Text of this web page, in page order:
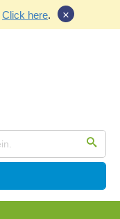
Click here. ×